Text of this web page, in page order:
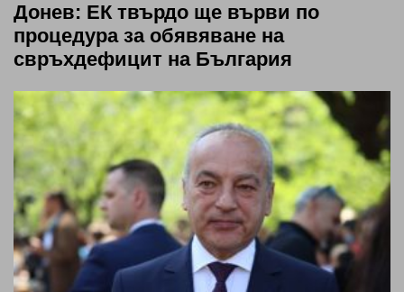
Донев: ЕК твърдо ще върви по
процедура за обявяване на
свръхдефицит на България